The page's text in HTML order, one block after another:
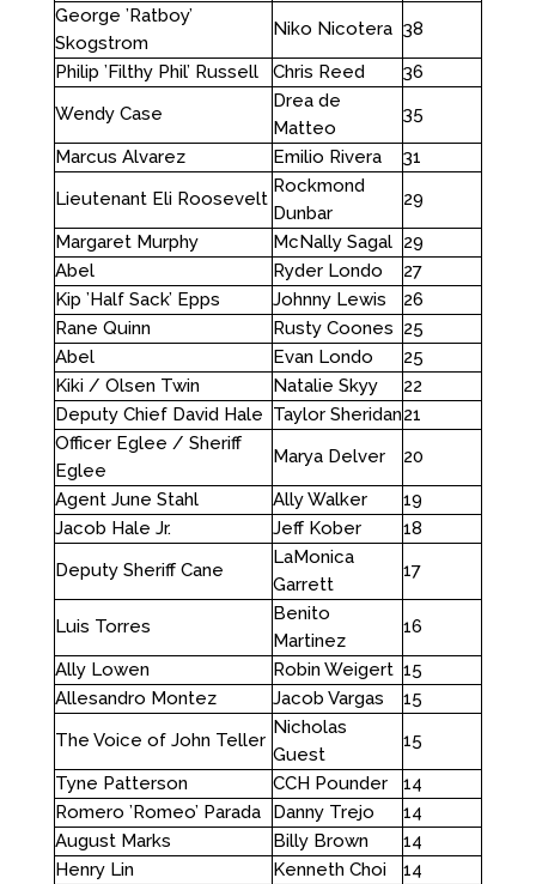
George ’Ratboy’
Skogstrom
Niko Nicotera 38
Philip ’Filthy Phil’ Russell
Chris Reed
36
Wendy Case
Drea de
Matteo
35
Marcus Alvarez
Emilio Rivera
31
Lieutenant Eli Roosevelt
Rockmond
Dunbar
29
Margaret Murphy
McNally Sagal 29
Abel
Ryder Londo
27
Kip ’Half Sack’ Epps
Johnny Lewis
26
Rane Quinn
Rusty Coones 25
Abel
Evan Londo
25
Kiki / Olsen Twin
Natalie Skyy
22
Deputy Chief David Hale Taylor Sheridan21
Officer Eglee / Sheriff
Eglee
Marya Delver
20
Agent June Stahl
Ally Walker
19
Jacob Hale Jr.
Jeff Kober
18
Deputy Sheriff Cane
LaMonica
Garrett
17
Luis Torres
Benito
Martinez
16
Ally Lowen
Robin Weigert 15
Allesandro Montez
Jacob Vargas
15
The Voice of John Teller
Nicholas
Guest
15
Tyne Patterson
CCH Pounder
14
Romero ’Romeo’ Parada
Danny Trejo
14
August Marks
Billy Brown
14
Henry Lin
Kenneth Choi
14